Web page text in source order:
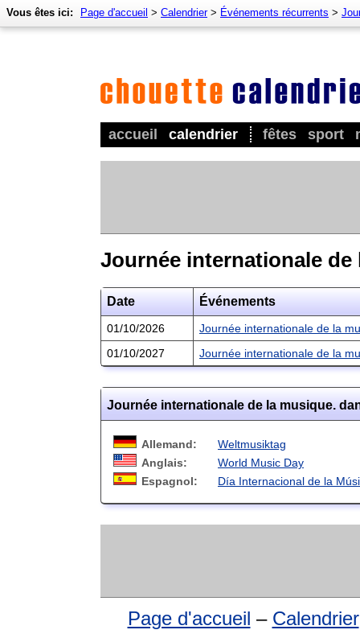
accueil calendrier fêtes sport
Vous êtes ici: Page d'accueil > Calendrier> Événements récurrents >
Journée internationale de
Date Événements
01/10/2026
Journée internationale de la
01/10/2027
Journée internationale de la
Journée internationale de la musique.
Allemand:
Weltmusiktag
Anglais:
World Music Day
Espagnol:
Día Internacional de la
Page d'accueil – Calendrier